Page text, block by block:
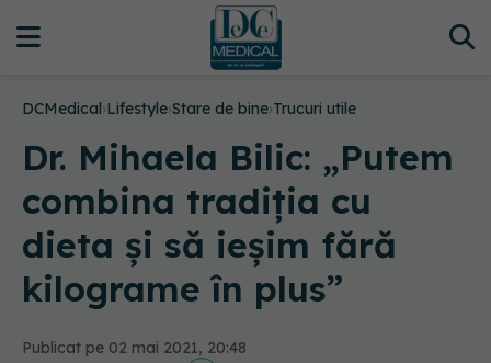
DCMedical›Lifestyle›Stare de bine›Trucuri utile
Dr. Mihaela Bilic: „Putem
combina tradiția cu
dieta și să ieșim fără
kilograme în plus”
Publicat pe 02 mai 2021, 20:48